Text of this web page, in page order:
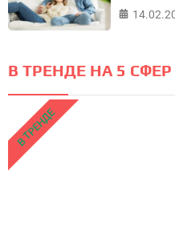
В ТРЕНДЕ НА 5 СФЕР
В ТРЕНДЕ